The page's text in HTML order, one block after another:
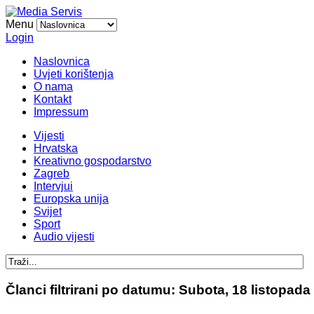
Menu
Login
Naslovnica
Uvjeti korištenja
O nama
Kontakt
Impressum
Vijesti
Hrvatska
Kreativno gospodarstvo
Zagreb
Intervjui
Europska unija
Svijet
Sport
Audio vijesti
Članci filtrirani po datumu: Subota, 18 listopada